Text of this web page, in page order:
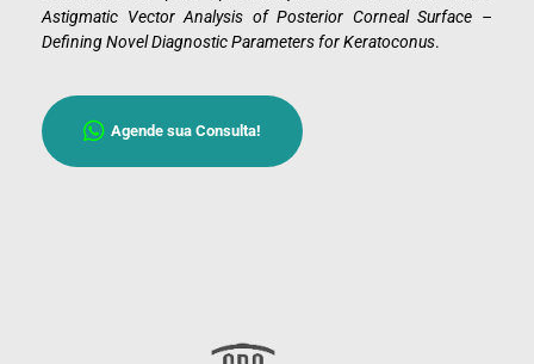
Astigmatic Vector Analysis of Posterior Corneal Surface –
Defining Novel Diagnostic Parameters for Keratoconus.
Agende sua Consulta!